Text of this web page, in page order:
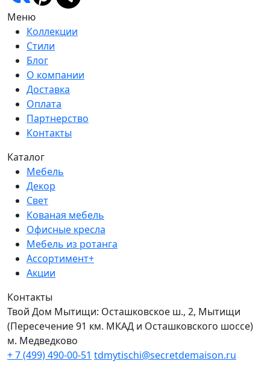
Меню
Коллекции
Стили
Блог
О компании
Доставка
Оплата
Партнерство
Контакты
Каталог
Мебель
Декор
Свет
Кованая мебель
Офисные кресла
Мебель из ротанга
Ассортимент+
Акции
Контакты
Твой Дом Мытищи: Осташковское ш., 2, Мытищи
(Пересечение 91 км. МКАД и Осташковского шоссе)
м. Медведково
+ 7 (499) 490-00-51 tdmytischi@secretdemaison.ru